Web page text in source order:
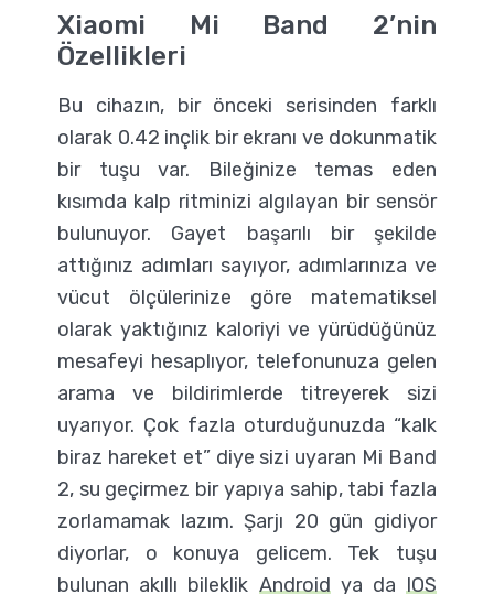
Xiaomi Mi Band 2’nin
Özellikleri
Bu cihazın, bir önceki serisinden farklı
olarak 0.42 inçlik bir ekranı ve dokunmatik
bir tuşu var. Bileğinize temas eden
kısımda kalp ritminizi algılayan bir sensör
bulunuyor. Gayet başarılı bir şekilde
attığınız adımları sayıyor, adımlarınıza ve
vücut ölçülerinize göre matematiksel
olarak yaktığınız kaloriyi ve yürüdüğünüz
mesafeyi hesaplıyor, telefonunuza gelen
arama ve bildirimlerde titreyerek sizi
uyarıyor. Çok fazla oturduğunuzda “kalk
biraz hareket et” diye sizi uyaran Mi Band
2, su geçirmez bir yapıya sahip, tabi fazla
zorlamamak lazım. Şarjı 20 gün gidiyor
diyorlar, o konuya gelicem. Tek tuşu
bulunan akıllı bileklik Androidya da IOS